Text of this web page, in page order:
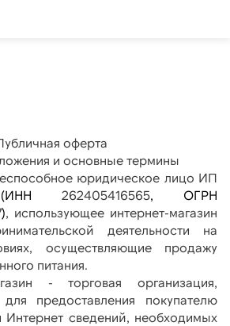
оферта
и основные термины
юридическое лицо ИП
(ИНН 262405416565
), использующее интернет-магазин
деятельности на
осуществляющие продажу
питания.
- торговая организация,
для предоставления покупателю
Интернет сведений, необходимых